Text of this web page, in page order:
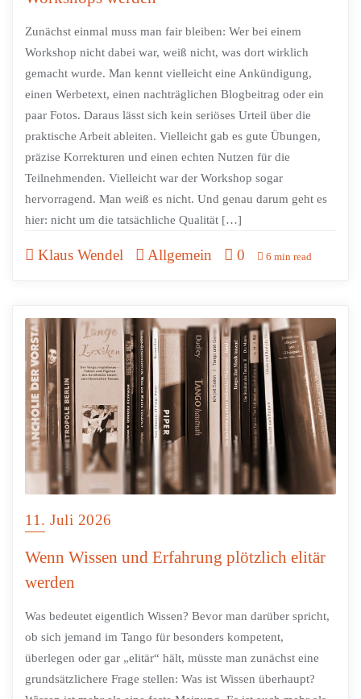
Zunächst einmal muss man fair bleiben: Wer bei einem
Workshop nicht dabei war, weiß nicht, was dort wirklich
gemacht wurde. Man kennt vielleicht eine Ankündigung,
einen Werbetext, einen nachträglichen Blogbeitrag oder ein
paar Fotos. Daraus lässt sich kein seriöses Urteil über die
praktische Arbeit ableiten. Vielleicht gab es gute Übungen,
präzise Korrekturen und einen echten Nutzen für die
Teilnehmenden. Vielleicht war der Workshop sogar
hervorragend. Man weiß es nicht. Und genau darum geht es
hier: nicht um die tatsächliche Qualität […]
Klaus Wendel Allgemein 0 6 min read
11. Juli 2026
Wenn Wissen und Erfahrung plötzlich elitär
werden
Was bedeutet eigentlich Wissen? Bevor man darüber spricht,
ob sich jemand im Tango für besonders kompetent,
überlegen oder gar „elitär“ hält, müsste man zunächst eine
grundsätzlichere Frage stellen: Was ist Wissen überhaupt?